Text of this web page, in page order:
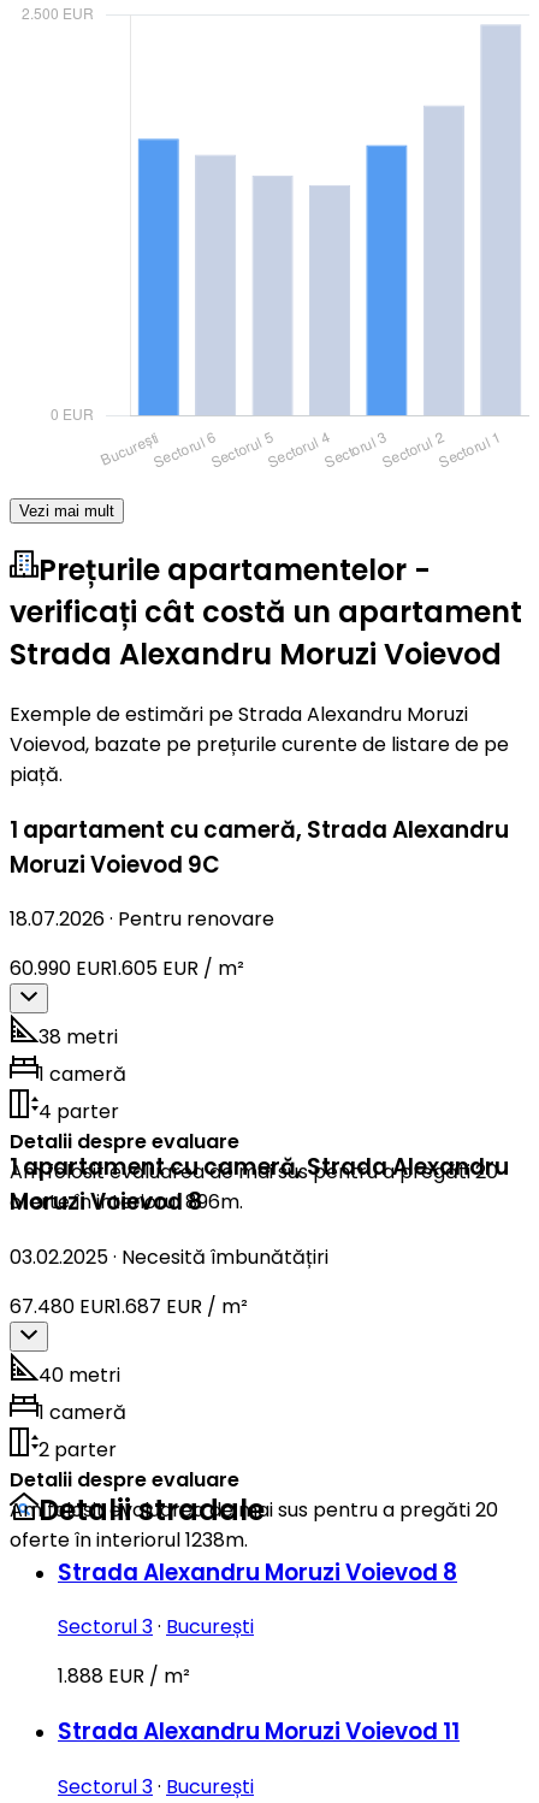
Vezi mai mult
Prețurile apartamentelor -
verificați cât costă un apartament
Strada Alexandru Moruzi Voievod
Exemple de estimări pe Strada Alexandru Moruzi
Voievod, bazate pe prețurile curente de listare de pe
piață.
1 apartament cu cameră, Strada Alexandru
Moruzi Voievod 9C
18.07.2026· Pentru renovare
60.990 EUR1.605 EUR / m²
38 metri
1 cameră
4 parter
Detalii despre evaluare
Am folosit evaluarea de mai sus pentru a pregăti 20
oferte în interiorul 896m.
1 apartament cu cameră,Strada Alexandru
Moruzi Voievod 8
03.02.2025· Necesită îmbunătățiri
67.480 EUR1.687 EUR / m²
40 metri
1 cameră
2 parter
Detalii despre evaluare
Am folosit evaluarea de mai sus pentru a pregăti 20
oferte în interiorul 1238m.
Detalii stradale
Strada Alexandru Moruzi Voievod 8
Sectorul 3· București
1.888 EUR / m²
Strada Alexandru Moruzi Voievod 11
Sectorul 3· București